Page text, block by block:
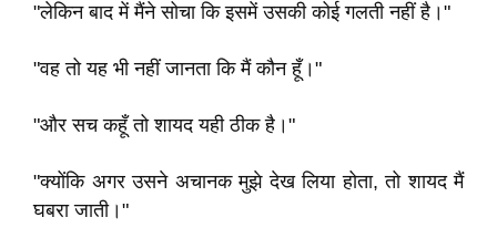
"लेकिन बाद में मैंने सोचा कि इसमें उसकी कोई गलती नहीं है।"
"वह तो यह भी नहीं जानता कि मैं कौन हूँ।"
"और सच कहूँ तो शायद यही ठीक है।"
"क्योंकि अगर उसने अचानक मुझे देख लिया होता, तो शायद मैं
घबरा जाती।"